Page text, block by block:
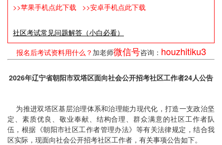
>>苹果手机点此下载 >>安卓手机点此下载
社区考试常见问题解答（小白必看）
报名后考试资料用什么？ 加老师微信号咨询： houzhitiku3
2026年辽宁省朝阳市双塔区面向社会公开招考社区工作者24人公告
为推进双塔区基层治理体系和治理能力现代化，打造一支政治坚
定、素质优良、敬业奉献、结构合理、群众满意的社区工作者队
伍，根据《朝阳市社区工作者管理办法》等有关法律规定，结合我
区实际，现面向社会公开招考社区工作者，有关事项公告如下。